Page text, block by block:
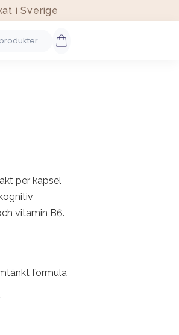
i Sverige
per kapsel
vitamin B6.
formula